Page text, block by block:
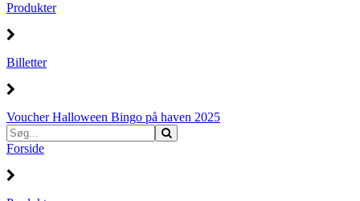
Produkter
Billetter
Voucher Halloween Bingo på haven 2025
Forside